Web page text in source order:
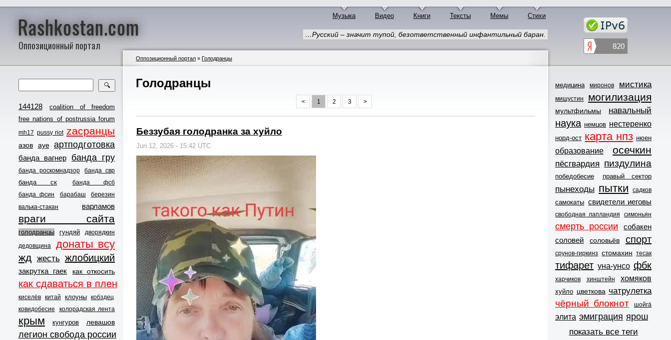
Rashkostan.com
Оппозиционный портал
Музыка Видео Книги Тексты Мемы Стихи
🔍
144128
coalition of freedom
free nations of postrussia forum
mh17 pussy riot zасранцы
азов ауе артподготовка
банда вагнер банда гру
банда роскомнадзор банда свр
банда ск
банда фсб
банда фсин
барабаш
березин
валька-стакан
варламов
враги сайта
голодранцы гундяй
дворядкин
дедовщина
донаты всу
жд жесть жлобицкий
закрутка гаек как откосить
как сдаваться в плен
киселёв китай клоуны кобздец
ковидобесие
колорадская лента
крым кунгуров левашов
легион свобода россии
…Русский – значит тупой, безответственный инфантильный баран.
Оппозиционный портал » Голодранцы
Голодранцы
< 1 2 3 >
Беззубая голодранка за хуйло
Jun 12, 2026 - 15:42 UTC
медицина миронов мистика
мишустин могилизация
мультфильмы навальный
наука немцов нестеренко
норд-ост карта нпз нюен
образование осечкин
пёсгвардия пиздулина
победобесие правый сектор
пынеходы пытки садков
самокаты свидетели иеговы
свободная лапландия симоньян
смерть россии
собакен
соловей
соловьёв спорт
срунов-гиркинз стомахин тесак
тифарет уна-унсо фбк
харчиков хинштейн хомяков
хуйло цветкова чатрулетка
чёрный блокнот шойга́
элита эмиграция ярош
показать все теги